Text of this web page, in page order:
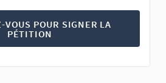
POUR SIGNER LA
PÉTITION